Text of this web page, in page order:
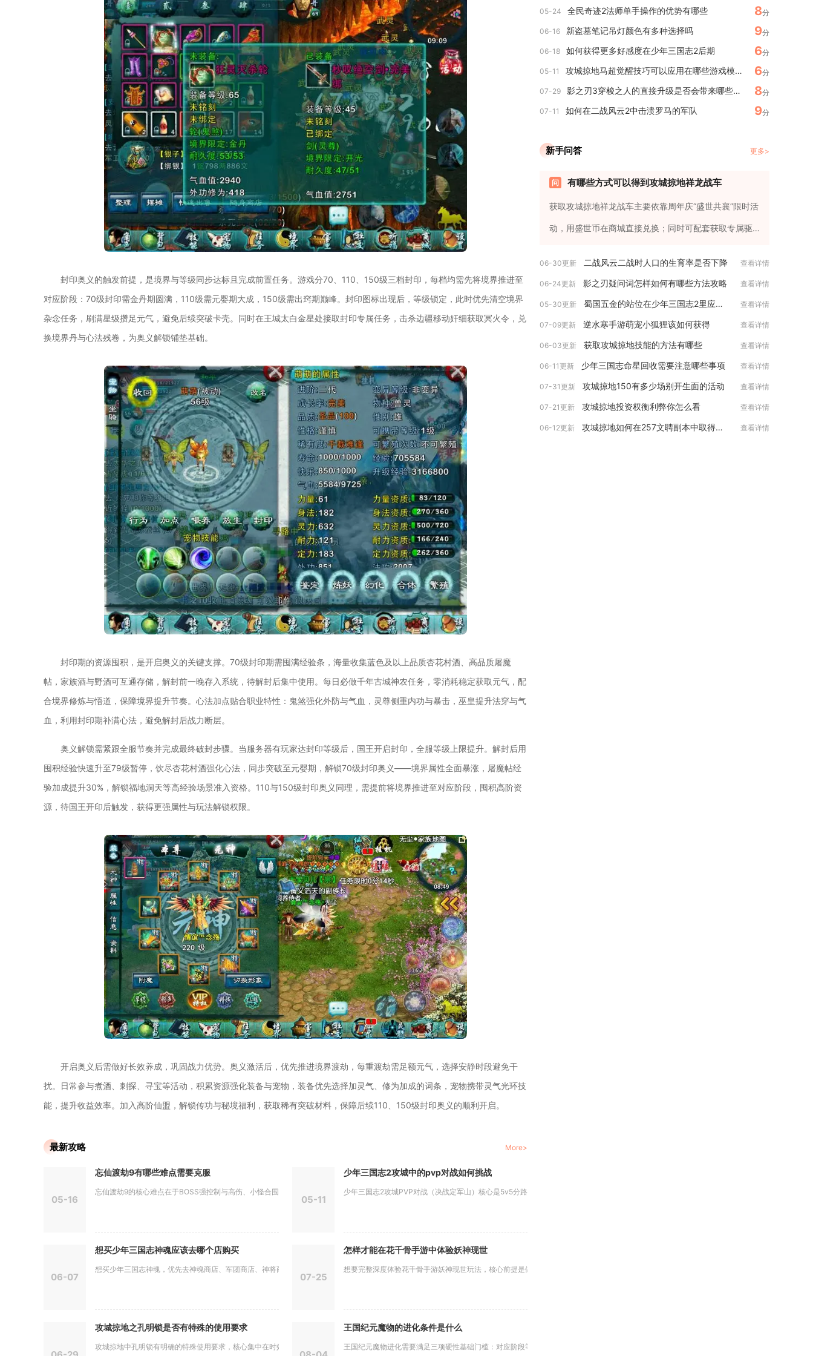
封印奥义的触发前提，是境界与等级同步达标且完成前置任务。游戏分70、110、150级三档封印，每档均需先将境界推进至
对应阶段：70级封印需金丹期圆满，110级需元婴期大成，150级需出窍期巅峰。封印图标出现后，等级锁定，此时优先清空境界
杂念任务，刷满星级攒足元气，避免后续突破卡壳。同时在王城太白金星处接取封印专属任务，击杀边疆移动奸细获取冥火令，兑
换境界丹与心法残卷，为奥义解锁铺垫基础。
封印期的资源囤积，是开启奥义的关键支撑。70级封印期需囤满经验条，海量收集蓝色及以上品质杏花村酒、高品质屠魔
帖，家族酒与野酒可互通存储，解封前一晚存入系统，待解封后集中使用。每日必做千年古城神农任务，零消耗稳定获取元气，配
合境界修炼与悟道，保障境界提升节奏。心法加点贴合职业特性：鬼煞强化外防与气血，灵尊侧重内功与暴击，巫皇提升法穿与气
血，利用封印期补满心法，避免解封后战力断层。
奥义解锁需紧跟全服节奏并完成最终破封步骤。当服务器有玩家达封印等级后，国王开启封印，全服等级上限提升。解封后用
囤积经验快速升至79级暂停，饮尽杏花村酒强化心法，同步突破至元婴期，解锁70级封印奥义——境界属性全面暴涨，屠魔帖经
验加成提升30%，解锁福地洞天等高经验场景准入资格。110与150级封印奥义同理，需提前将境界推进至对应阶段，囤积高阶资
源，待国王开印后触发，获得更强属性与玩法解锁权限。
开启奥义后需做好长效养成，巩固战力优势。奥义激活后，优先推进境界渡劫，每重渡劫需足额元气，选择安静时段避免干
扰。日常参与煮酒、刺探、寻宝等活动，积累资源强化装备与宠物，装备优先选择加灵气、修为加成的词条，宠物携带灵气光环技
能，提升收益效率。加入高阶仙盟，解锁传功与秘境福利，获取稀有突破材料，保障后续110、150级封印奥义的顺利开启。
最新攻略 More>
05-16
忘仙渡劫9有哪些难点需要克服
忘仙渡劫9的核心难点在于BOSS强控制与高伤、小怪合围、天雷...
05-11
少年三国志2攻城中的pvp对战如何挑战
少年三国志2攻城PVP对战（决战定军山）核心是5v5分路对抗...
06-07
想买少年三国志神魂应该去哪个店购买
想买少年三国志神魂，优先去神魂商店、军团商店、神将商店及限时...
07-25
怎样才能在花千骨手游中体验妖神现世
想要完整深度体验花千骨手游妖神现世玩法，核心前提是做好战前属...
攻城掠地之孔明锁是否有特殊的使用要求
攻城掠地中孔明锁有明确的特殊使用要求，核心集中在时效、适用范...
王国纪元魔物的进化条件是什么
王国纪元魔物进化需要满足三项硬性基础门槛：对应阶段等级上限、...
05-24 全民奇迹2法师单手操作的优势有哪些 8分
06-16 新盗墓笔记吊灯颜色有多种选择吗 9分
06-18 如何获得更多好感度在少年三国志2后期 6分
05-11 攻城掠地马超觉醒技巧可以应用在哪些游戏模式中 6分
07-29 影之刃3穿梭之人的直接升级是否会带来哪些好处 8分
07-11 如何在二战风云2中击溃罗马的军队 9分
新手问答 更多>
有哪些方式可以得到攻城掠地祥龙战车
获取攻城掠地祥龙战车主要依靠周年庆“盛世共襄”限时活
动，用盛世币在商城直接兑换；同时可配套获取专属驱
06-30更新 二战风云二战时人口的生育率是否下降 查看详情
06-24更新 影之刃疑问词怎样如何有哪些方法攻略 查看详情
05-30更新 蜀国五金的站位在少年三国志2里应该怎么调整 查看详情
07-09更新 逆水寒手游萌宠小狐狸该如何获得 查看详情
06-03更新 获取攻城掠地技能的方法有哪些 查看详情
06-11更新 少年三国志命星回收需要注意哪些事项 查看详情
07-31更新 攻城掠地150有多少场别开生面的活动 查看详情
07-21更新 攻城掠地投资权衡利弊你怎么看 查看详情
06-12更新 攻城掠地如何在257文聘副本中取得胜利 查看详情